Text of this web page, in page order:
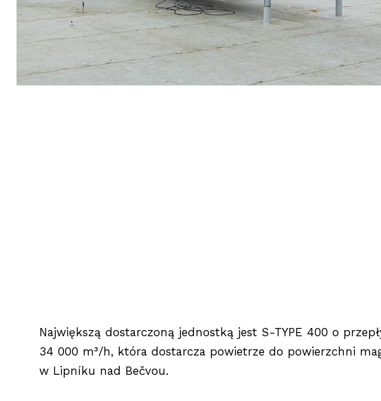
Największą dostarczoną jednostką jest S-TYPE 400 o
34 000 m³/h, która dostarcza powietrze do powierzchni
w Lipníku nad Bečvou.